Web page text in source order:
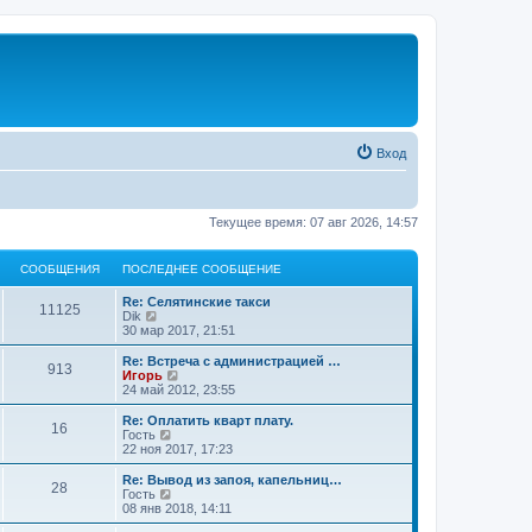
Вход
Текущее время: 07 авг 2026, 14:57
СООБЩЕНИЯ ПОСЛЕДНЕЕ СООБЩЕНИЕ
11125
Re: Селятинские такси
Dik
е
р
е
т
п
о
с
е
д
н
е
30 мар 2017, 21:51
913
Re: Встреча с администрацией …
Игорь
е
р
е
т
п
о
с
24 май 2012, 23:55
16
Re: Оплатить кварт плату.
Гость
е
р
е
т
22 ноя 2017, 17:23
28
Re: Вывод из запоя, капельниц…
Гость
е
р
08 янв 2018, 14:11